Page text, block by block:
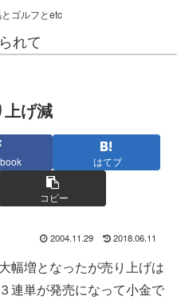
ゴルフとetc
れて
上げ減
はてブ
コピー
2004.11.29 2018.06.11
幅増となったが売り上げは
連単が発売になって小金で